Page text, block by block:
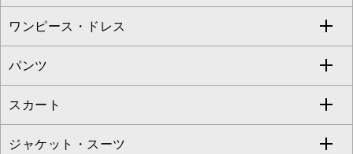
すべてのトップス
カットソー・Tシャツ
ブラウス・シャツ
ニット・セーター
ワンピース・ドレス
すべてのワンピース・ドレス
ワンピース
ドレス
パンツ
すべてのパンツ
フルレングスパンツ
スカート
すべてのスカート
ジャケット・スーツ